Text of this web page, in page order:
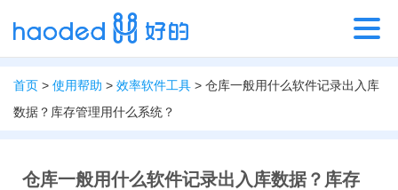
首页 > 使用帮助 > 效率软件工具 > 仓库一般用什么软件记录出入库
数据？库存管理用什么系统？
仓库一般用什么软件记录出入库数据？库存